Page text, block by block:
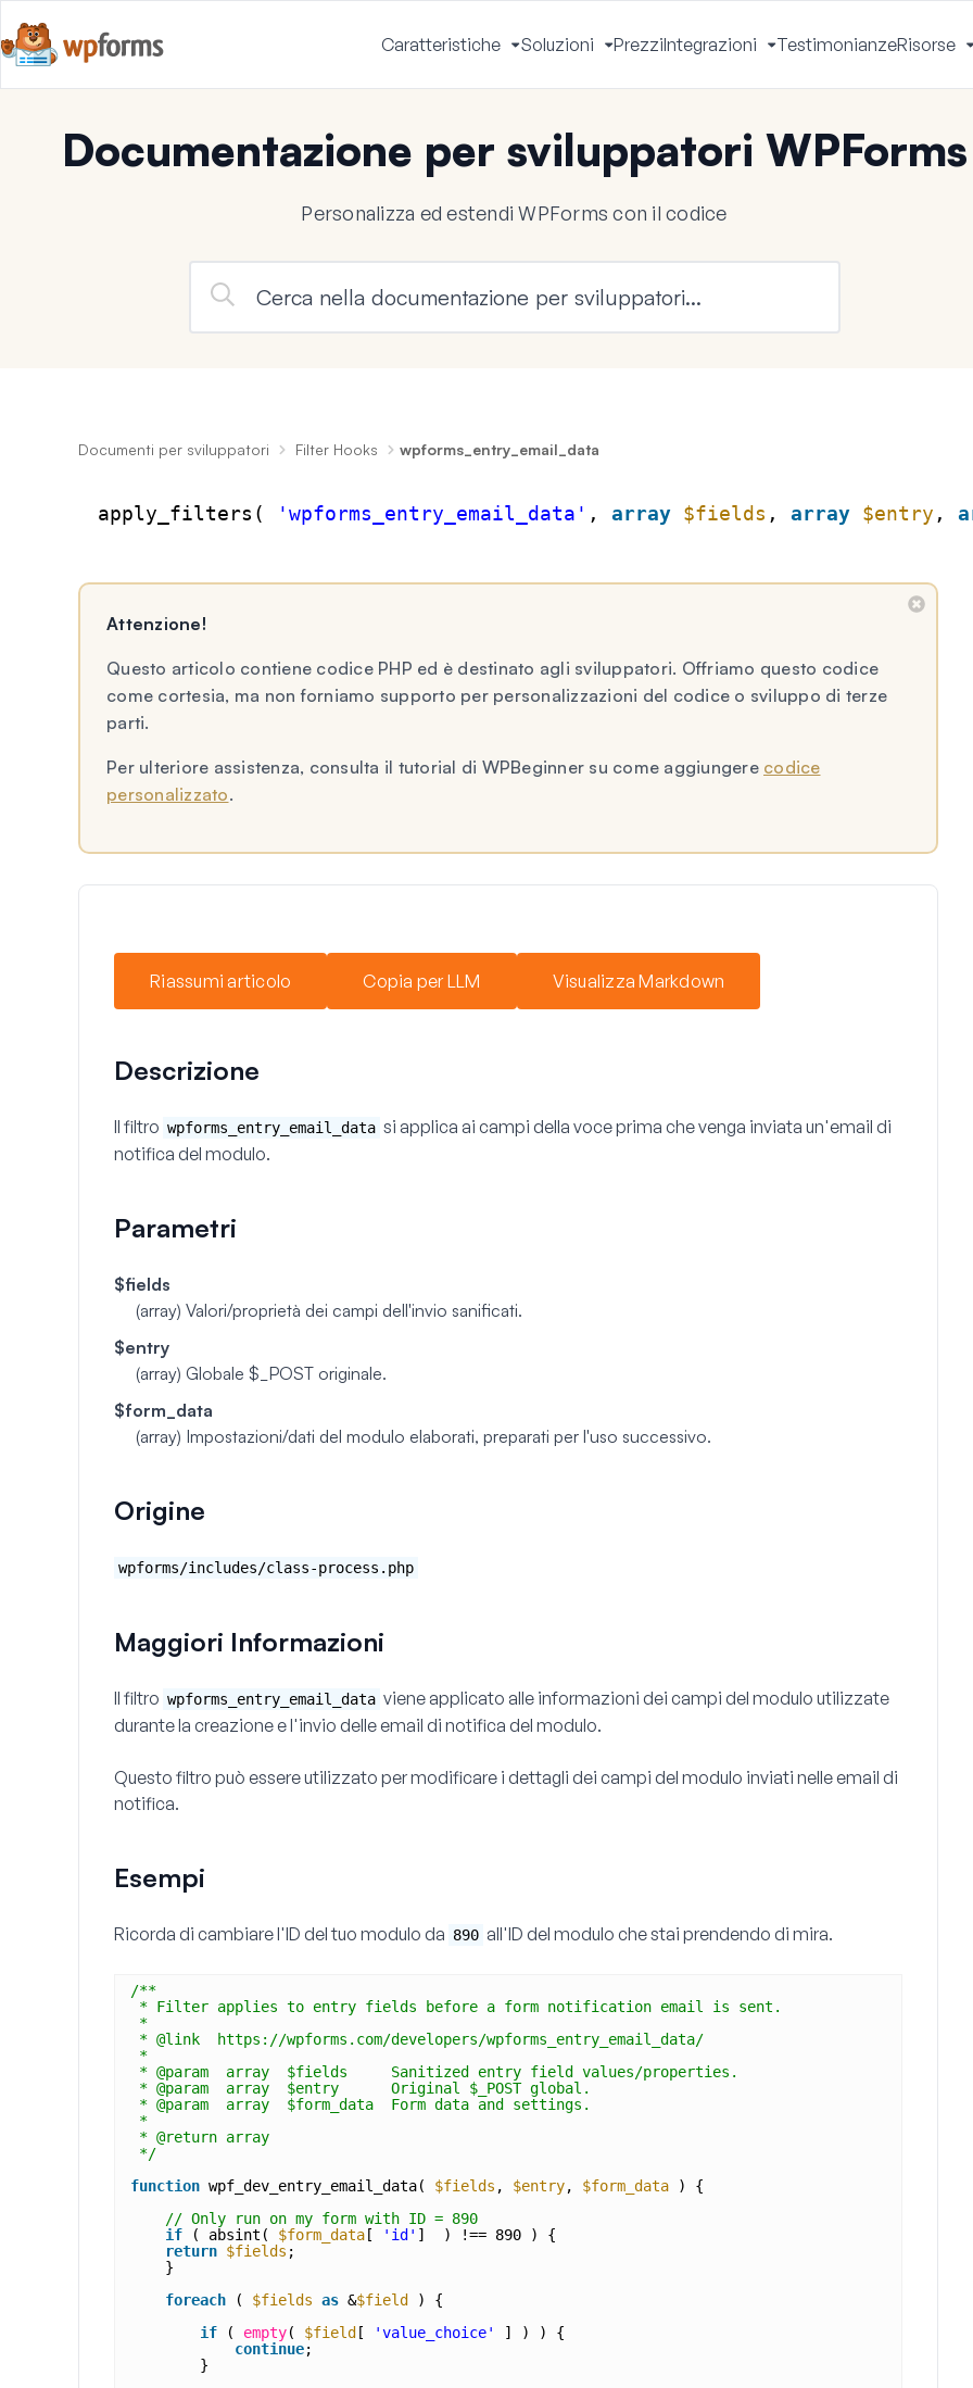
Caratteristiche
Apri
Menu
Soluzioni
Apri
Menu
PrezziIntegrazioni
Apri
Menu
TestimonianzeRisorse
Documentazione per sviluppatori WPForms
Personalizza ed estendi WPForms con il codice
Documenti per sviluppatori Filter Hooks wpforms_entry_email_data
apply_filters( 'wpforms_entry_email_data' , array $fields , array $entry ,
Attenzione!
Questo articolo contiene codice PHP ed è destinato agli sviluppatori. Offriamo questo codice
come cortesia, ma non forniamo supporto per personalizzazioni del codice o sviluppo di terze
parti.
Per ulteriore assistenza, consulta il tutorial di WPBeginner su come aggiungere codice
personalizzato.
Riassumi articolo Copia per LLM Visualizza Markdown
Descrizione
Il filtro wpforms_entry_email_data si applica ai campi della voce prima che venga inviata un'email di
notifica del modulo.
Parametri
$fields
(array) Valori/proprietà dei campi dell'invio sanificati.
$entry
(array) Globale $_POST originale.
$form_data
(array) Impostazioni/dati del modulo elaborati, preparati per l'uso successivo.
Origine
wpforms/includes/class-process.php
Maggiori Informazioni
Il filtro wpforms_entry_email_data viene applicato alle informazioni dei campi del modulo utilizzate
durante la creazione e l'invio delle email di notifica del modulo.
Questo filtro può essere utilizzato per modificare i dettagli dei campi del modulo inviati nelle email di
notifica.
Esempi
Ricorda di cambiare l'ID del tuo modulo da 890 all'ID del modulo che stai prendendo di mira.
/**
* Filter applies to entry fields before a form notification email is sent.
*
* @link  https://wpforms.com/developers/wpforms_entry_email_data/
*
* @param  array  $fields     Sanitized entry field values/properties.
* @param  array  $entry      Original $_POST global.
* @param  array  $form_data  Form data and settings.
*
* @return array
*/
function wpf_dev_entry_email_data( $fields , $entry, $form_data
) {
// Only run on my form with ID = 890
if
( absint( $form_data [ 'id' ]  ) !== 890 ) {
return $fields ;
}
foreach
( $fields as &$field
) {
if
( empty( $field [ 'value_choice'
] ) ) {
continue;
}